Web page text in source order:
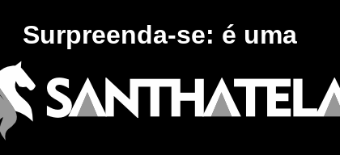
Surpreenda-se: é uma